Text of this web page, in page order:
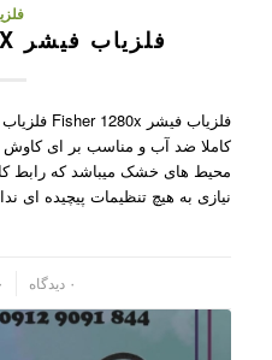
فلزیاب فیشر FISHER 1280X
کاملا ضد آب و مناسب بر ای
محیط های خشک میباشد که رابط
نیازی به هیچ تنظیمات پیچیده ای
۰ دیدگاه